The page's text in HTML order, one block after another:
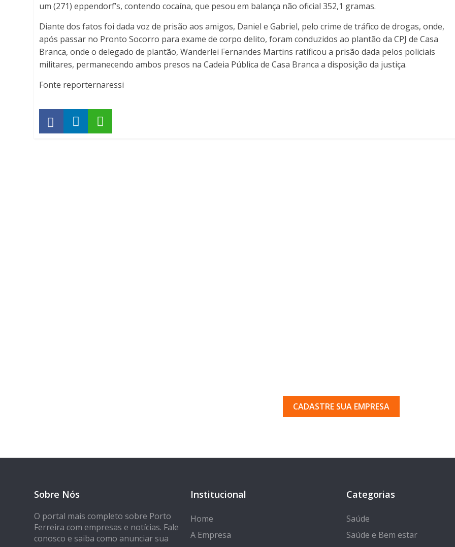
um (271) eppendorf’s, contendo cocaína, que pesou em balança não oficial 352,1 gramas.
Diante dos fatos foi dada voz de prisão aos amigos, Daniel e Gabriel, pelo crime de tráfico de drogas, onde,
após passar no Pronto Socorro para exame de corpo delito, foram conduzidos ao plantão da CPJ de Casa
Branca, onde o delegado de plantão, Wanderlei Fernandes Martins ratificou a prisão dada pelos policiais
militares, permanecendo ambos presos na Cadeia Pública de Casa Branca a disposição da justiça.
Fonte reporternaressi
CADASTRE SUA EMPRESA
Sobre Nós
O portal mais completo sobre Porto
Ferreira com empresas e notícias. Fale
conosco e saiba como anunciar sua
Institucional
Home
A Empresa
Categorias
Saúde
Saúde e Bem estar